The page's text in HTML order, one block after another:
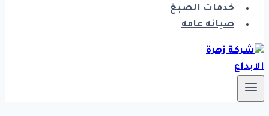
خدمات الصبغ
صيانه عامه